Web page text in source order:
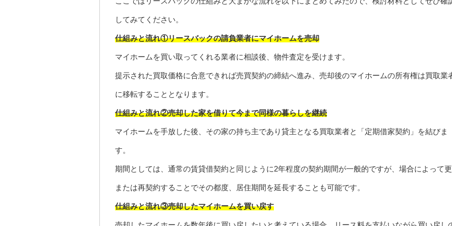
してみてください。
仕組みと流れ①リースバックの請負業者にマイホームを売却
マイホームを買い取ってくれる業者に相談後、物件査定を受けます。
提示された買取価格に合意できれば売買契約の締結へ進み、売却後のマイホームの所有権は買取業
に移転することとなります。
仕組みと流れ②売却した家を借りて今まで同様の暮らしを継続
マイホームを手放した後、その家の持ち主であり貸主となる買取業者と「定期借家契約」を結びま
す。
期間としては、通常の賃貸借契約と同じように2年程度の契約期間が一般的ですが、場合によって
または再契約することでその都度、居住期間を延長することも可能です。
仕組みと流れ③売却したマイホームを買い戻す